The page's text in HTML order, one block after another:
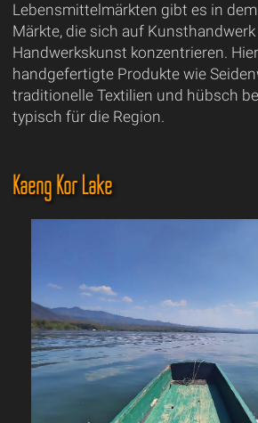
Lebensmittelmärkten gibt es in
Märkte, die sich auf
Handwerkskunst konzentrieren.
handgefertigte Produkte wie
traditionelle Textilien und hübsch
typisch für die Region.
Kaeng Kor Lake